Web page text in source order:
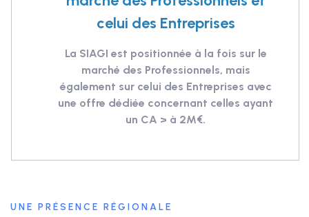
celui des Entreprises
La SIAGI est positionnée à la fois sur le
marché des Professionnels, mais
également sur celui des Entreprises avec
une offre dédiée concernant celles ayant
un CA > à 2M€.
UNE PRÉSENCE RÉGIONALE